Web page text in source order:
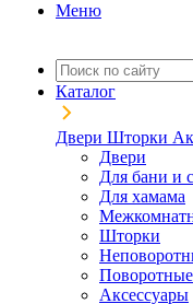
Меню
Каталог
Двери Шторки
Двери
Для бани и
Для хамама
Шторки
Аксессуары